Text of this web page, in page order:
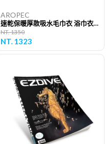
AROPEC
速乾保暖厚款吸水毛巾衣 浴巾衣－拼接款
NT. 1350
NT. 1323